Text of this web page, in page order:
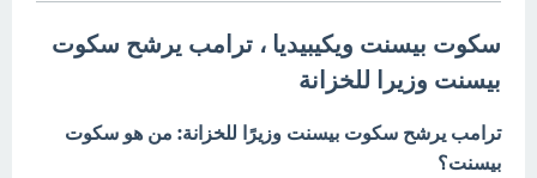
سكوت بيسنت ويكيبيديا ، ترامب يرشح سكوت
بيسنت وزيرا للخزانة
ترامب يرشح سكوت بيسنت وزيرًا للخزانة: من هو سكوت
بيسنت؟